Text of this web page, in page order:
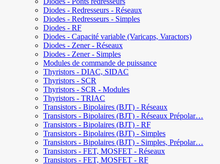
Diodes - Redresseurs - Réseaux
Diodes - Redresseurs - Simples
Diodes - RF
Diodes - Capacité variable (Varicaps, Varactors)
Diodes - Zener - Réseaux
Diodes - Zener - Simples
Modules de commande de puissance
Thyristors - DIAC, SIDAC
Thyristors - SCR
Thyristors - SCR - Modules
Thyristors - TRIAC
Transistors - Bipolaires (BJT) - Réseaux
Transistors - Bipolaires (BJT) - Réseaux Prépolar…
Transistors - Bipolaires (BJT) - RF
Transistors - Bipolaires (BJT) - Simples
Transistors - Bipolaires (BJT) - Simples, Prépolar…
Transistors - FET, MOSFET - Réseaux
Transistors - FET, MOSFET - RF